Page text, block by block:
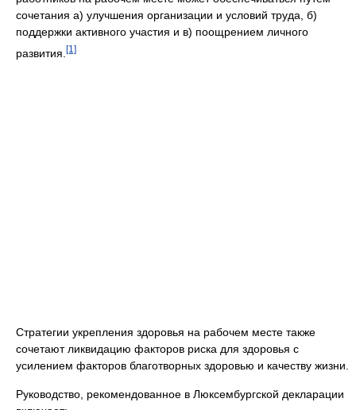
сочетания а) улучшения организации и условий труда, б)
поддержки активного участия и в) поощрением личного
развития. [1]
Стратегии укрепления здоровья на рабочем месте также
сочетают ликвидацию факторов риска для здоровья с
усилением факторов благотворных здоровью и качеству жизни.
Руководство, рекомендованное в Люксембургской декларации